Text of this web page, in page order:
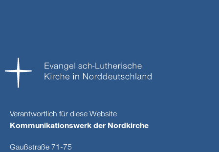
Verantwortlich für diese Website
Kommunikationswerk der Nordkirche
Gaußstraße 71-75